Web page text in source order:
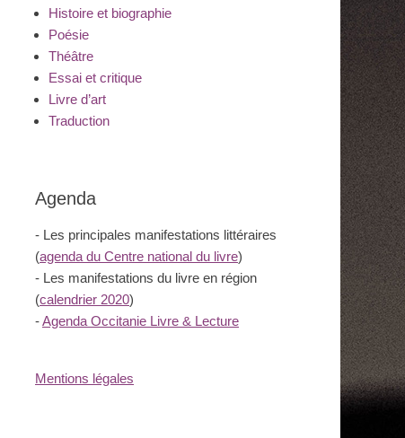
Histoire et biographie
Poésie
Théâtre
Essai et critique
Livre d’art
Traduction
Agenda
- Les principales manifestations littéraires
(agenda du Centre national du livre)
- Les manifestations du livre en région
(calendrier 2020)
-Agenda Occitanie Livre & Lecture
Mentions légales